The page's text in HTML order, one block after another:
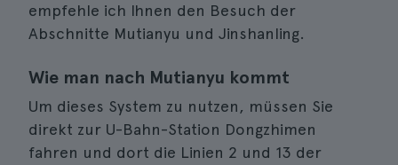
empfehle ich Ihnen den Besuch der
Abschnitte Mutianyu und Jinshanling.
Wie man nach Mutianyu kommt
Um dieses System zu nutzen, müssen Sie
direkt zur U-Bahn-Station Dongzhimen
fahren und dort die Linien 2 und 13 der